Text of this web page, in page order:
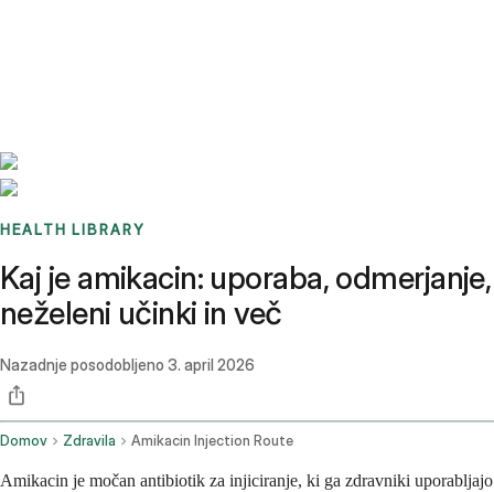
HEALTH LIBRARY
Kaj je amikacin: uporaba, odmerjanje,
neželeni učinki in več
Nazadnje posodobljeno 3. april 2026
Domov Zdravila Amikacin Injection Route
Amikacin je močan antibiotik za injiciranje, ki ga zdravniki uporabljajo